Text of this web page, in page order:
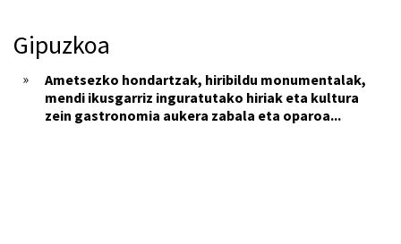
Gipuzkoa
Ametsezko hondartzak, hiribildu monumentalak,
mendi ikusgarriz inguratutako hiriak eta kultura
zein gastronomia aukera zabala eta oparoa...